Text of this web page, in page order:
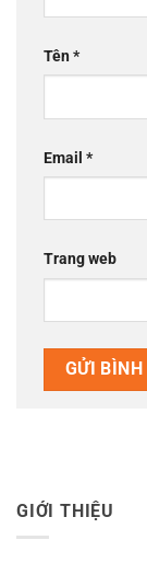
Tên*
Email *
Trang web
GIỚI THIỆU